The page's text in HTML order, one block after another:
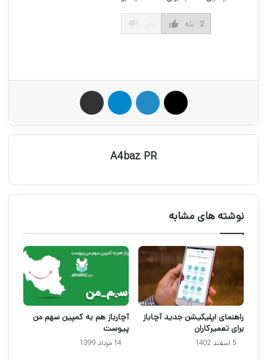
بله 2
A4baz PR
نوشته های مشابه
راهنمای اپلیکیشن جدید آچاباز
برای تعمیرکاران
5 اسفند 1402
آچارباز هم به کمپین سهم من
پیوست
14 مرداد 1399